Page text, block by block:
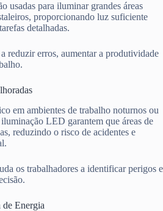
usadas para iluminar grandes áreas
proporcionando luz suficiente
detalhadas.
reduzir erros, aumentar a produtividade
em ambientes de trabalho noturnos ou
LED garantem que áreas de
reduzindo o risco de acidentes e
os trabalhadores a identificar perigos e
de Energia